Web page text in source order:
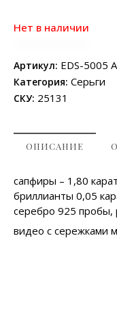
Нет в наличии
Артикул: EDS-5005
Категория: Серьги
СКУ: 25131
ОПИСАНИЕ
сапфиры – 1,80
бриллианты 0,05
серебро 925 пробы,
видео с сережками